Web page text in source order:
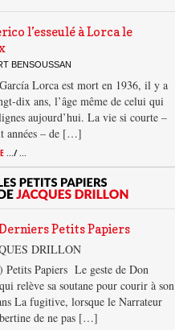
l’esseulé à Lorca le
BENSOUSSAN
Lorca est mort en 1936, il y a
dix ans, l’âge même de celui qui
aujourd’hui. La vie si courte –
années – de […]
.../ ...
Petits Papiers
DRILLON
Petits Papiers Le geste de Don
relève sa soutane pour courir à son
La fugitive, lorsque le Narrateur
de ne pas […]